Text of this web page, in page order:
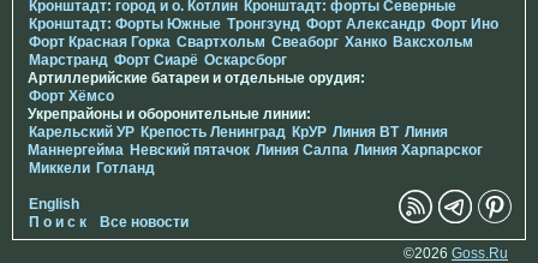
Кронштадт: город и о. Котлин Кронштадт: форты Северные
Кронштадт: Форты Южные Тронгзунд Форт Александр Форт Ино
Форт Красная Горка Свартхольм Свеаборг Ханко Ваксхольм
Марстранд Форт Сиарё Оскарсборг
Артиллерийские батареи и отдельные орудия:
Форт Хёмсо
Укрепрайоны и оборонительные линии:
Карельский УР Крепость Ленинград КрУР Линия ВТ Линия
Маннергейма Невский пятачок Линия Салпа Линия Харпарског
Миккели Готланд
English
П о и с к
Все новости
©2026 Goss.Ru